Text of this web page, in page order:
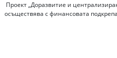
Проект „Доразвитие и
осъществява с финансовата